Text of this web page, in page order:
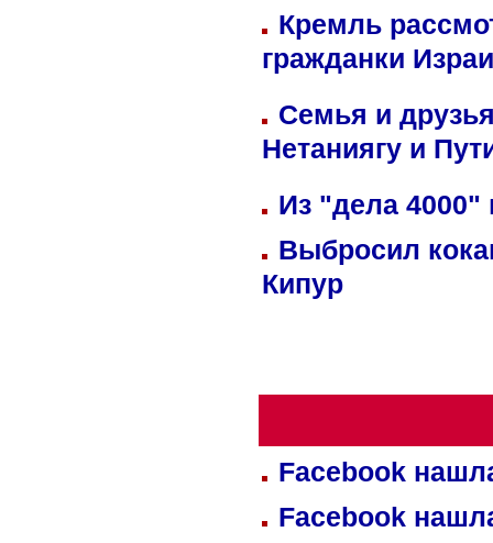
Кремль
гражданки
Семья и
Нетаниягу и
Из "дела 4000"
Выбросил
Кипур
Facebook
Facebook